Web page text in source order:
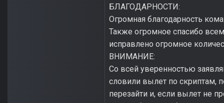
БЛАГОДАРНОСТИ:
Огромная благодарность
Также огромное спасибо
исправлено огромное
ВНИМАНИЕ:
Со всей уверенностью
словили вылет по скриптам,
перезайти и, если вылет не